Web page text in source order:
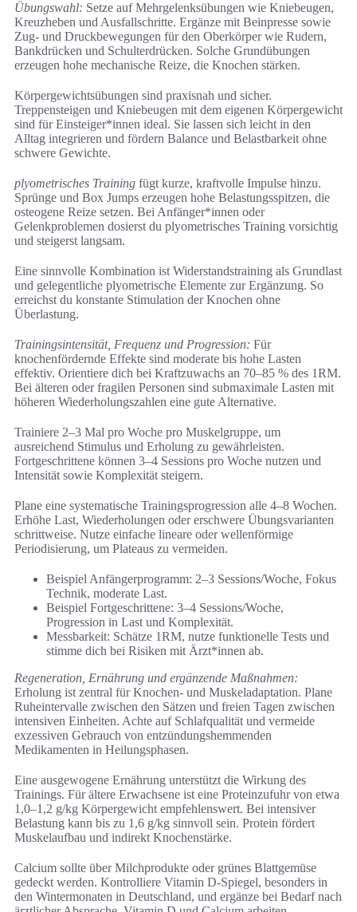
Übungswahl: Setze auf Mehrgelenksübungen wie Kniebeugen,
Kreuzheben und Ausfallschritte. Ergänze mit Beinpresse sowie
Zug- und Druckbewegungen für den Oberkörper wie Rudern,
Bankdrücken und Schulterdrücken. Solche Grundübungen
erzeugen hohe mechanische Reize, die Knochen stärken.
Körpergewichtsübungen sind praxisnah und sicher.
Treppensteigen und Kniebeugen mit dem eigenen Körpergewicht
sind für Einsteiger*innen ideal. Sie lassen sich leicht in den
Alltag integrieren und fördern Balance und Belastbarkeit ohne
schwere Gewichte.
plyometrisches Training fügt kurze, kraftvolle Impulse hinzu.
Sprünge und Box Jumps erzeugen hohe Belastungsspitzen, die
osteogene Reize setzen. Bei Anfänger*innen oder
Gelenkproblemen dosierst du plyometrisches Training vorsichtig
und steigerst langsam.
Eine sinnvolle Kombination ist Widerstandstraining als Grundlast
und gelegentliche plyometrische Elemente zur Ergänzung. So
erreichst du konstante Stimulation der Knochen ohne
Überlastung.
Trainingsintensität, Frequenz und Progression: Für
knochenfördernde Effekte sind moderate bis hohe Lasten
effektiv. Orientiere dich bei Kraftzuwachs an 70–85 % des 1RM.
Bei älteren oder fragilen Personen sind submaximale Lasten mit
höheren Wiederholungszahlen eine gute Alternative.
Trainiere 2–3 Mal pro Woche pro Muskelgruppe, um
ausreichend Stimulus und Erholung zu gewährleisten.
Fortgeschrittene können 3–4 Sessions pro Woche nutzen und
Intensität sowie Komplexität steigern.
Plane eine systematische Trainingsprogression alle 4–8 Wochen.
Erhöhe Last, Wiederholungen oder erschwere Übungsvarianten
schrittweise. Nutze einfache lineare oder wellenförmige
Periodisierung, um Plateaus zu vermeiden.
Beispiel Anfängerprogramm: 2–3 Sessions/Woche, Fokus
Technik, moderate Last.
Beispiel Fortgeschrittene: 3–4 Sessions/Woche,
Progression in Last und Komplexität.
Messbarkeit: Schätze 1RM, nutze funktionelle Tests und
stimme dich bei Risiken mit Ärzt*innen ab.
Regeneration, Ernährung und ergänzende Maßnahmen:
Erholung ist zentral für Knochen- und Muskeladaptation. Plane
Ruheintervalle zwischen den Sätzen und freien Tagen zwischen
intensiven Einheiten. Achte auf Schlafqualität und vermeide
exzessiven Gebrauch von entzündungshemmenden
Medikamenten in Heilungsphasen.
Eine ausgewogene Ernährung unterstützt die Wirkung des
Trainings. Für ältere Erwachsene ist eine Proteinzufuhr von etwa
1,0–1,2 g/kg Körpergewicht empfehlenswert. Bei intensiver
Belastung kann bis zu 1,6 g/kg sinnvoll sein. Protein fördert
Muskelaufbau und indirekt Knochenstärke.
Calcium sollte über Milchprodukte oder grünes Blattgemüse
gedeckt werden. Kontrolliere Vitamin D-Spiegel, besonders in
den Wintermonaten in Deutschland, und ergänze bei Bedarf nach